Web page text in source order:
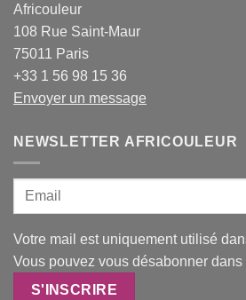
Africouleur
108 Rue Saint-Maur
75011 Paris
+33 1 56 98 15 36
Envoyer un message
NEWSLETTER AFRICOULEUR
Votre mail est uniquement utilisé
Vous pouvez vous désabonner